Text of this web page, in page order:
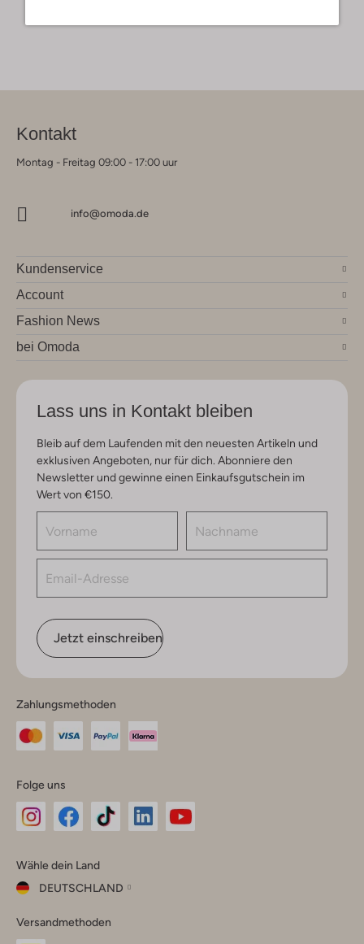
Kontakt
Montag - Freitag 09:00 - 17:00 uur
info@omoda.de
Kundenservice
Account
Fashion News
bei Omoda
Lass uns in Kontakt bleiben
Bleib auf dem Laufenden mit den neuesten Artikeln und
exklusiven Angeboten, nur für dich. Abonniere den
Newsletter und gewinne einen Einkaufsgutschein im
Wert von €150.
Jetzt einschreiben
Zahlungsmethoden
Folge uns
Instagram
Facebook
TikTok
Wähle dein Land
DEUTSCHLAND
dein
Land
Versandmethoden